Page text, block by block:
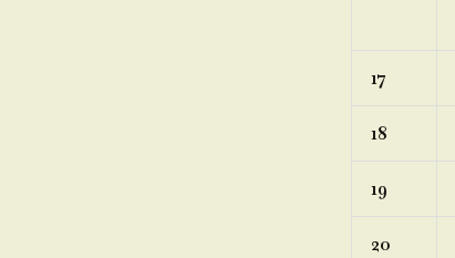
17
18
19
20